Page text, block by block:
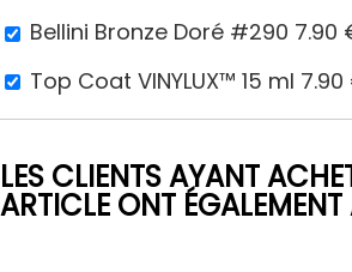
Bellini Bronze Doré #290 7.90
Top Coat VINYLUX™ 15 ml 7.90
LES CLIENTS AYANT
ARTICLE ONT